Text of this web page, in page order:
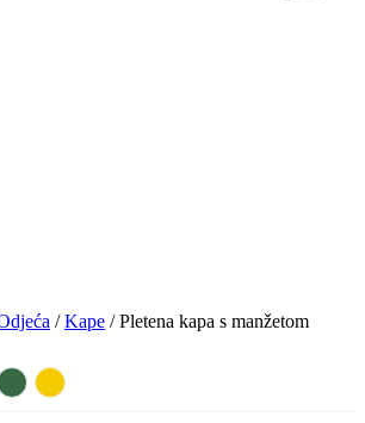
/Kape / Pletena kapa s manžetom